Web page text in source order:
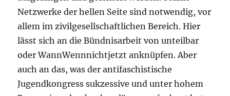
Netzwerke der hellen Seite sind notwendig, vor
allem im zivilgesellschaftlichen Bereich. Hier
lässt sich an die Bündnisarbeit von unteilbar
oder WannWennnichtjetzt anknüpfen. Aber
auch an das, was der antifaschistische
Jugendkongress sukzessive und unter hohem